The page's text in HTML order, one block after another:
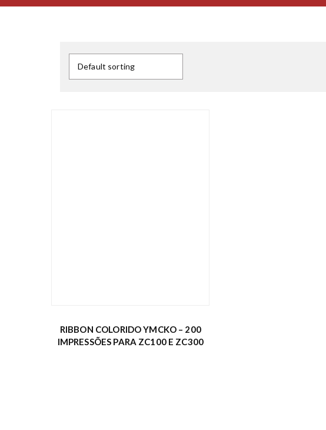
RIBBON COLORIDO YMCKO – 200
IMPRESSÕES PARA ZC100 E ZC300